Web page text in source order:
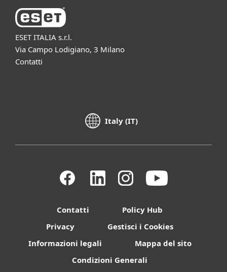
ESET ITALIA s.r.l.
Via Campo Lodigiano, 3 Milano
Contatti
Italy (IT)
Contatti
Policy Hub
Privacy
Gestisci i Cookies
Informazioni legali
Mappa del sito
Condizioni Generali